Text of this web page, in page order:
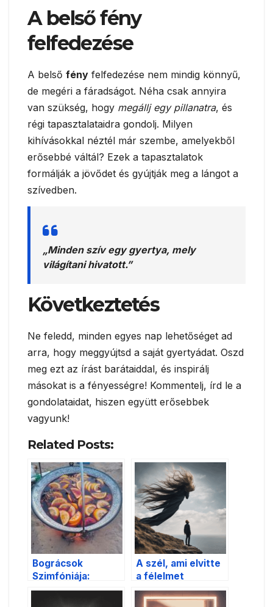
A belső fény
felfedezése
A belső fény felfedezése nem mindig könnyű,
de megéri a fáradságot. Néha csak annyira
van szükség, hogy megállj egy pillanatra, és
régi tapasztalataidra gondolj. Milyen
kihívásokkal néztél már szembe, amelyekből
erősebbé váltál? Ezek a tapasztalatok
formálják a jövődet és gyújtják meg a lángot a
szívedben.
„Minden szív egy gyertya, mely
világítani hivatott.”
Következtetés
Ne feledd, minden egyes nap lehetőséget ad
arra, hogy meggyújtsd a saját gyertyádat. Oszd
meg ezt az írást barátaiddal, és inspirálj
másokat is a fényességre! Kommentelj, írd le a
gondolataidat, hiszen együtt erősebbek
vagyunk!
Related Posts:
Bográcsok
Szimfóniája:
Portobellói Magyar
A szél, ami elvitte
a félelmet